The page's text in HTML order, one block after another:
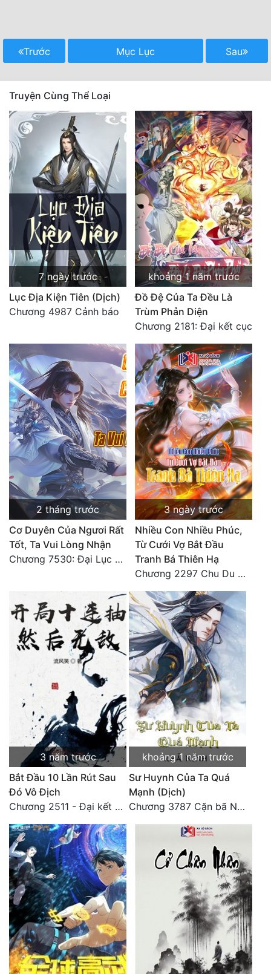
Trước Mục Lục Sau
Truyện Cùng Thể Loại
7 ngày trước
Lục Địa Kiện Tiên (Dịch)
Chương 4987 Cảnh báo
khoảng 1 năm trước
Đồ Đệ Của Ta Đều Là
Trùm Phản Diện
Chương 2181: Đại kết cục
2 tháng trước
Cơ Duyên Của Ngươi Rất
Tốt, Ta Vui Lòng Nhận
Chương 7530: Đại Lục Khởi Nguyên – Kiến Thành 71
3 ngày trước
Nhiều Con Nhiều Phúc,
Từ Cưới Vợ Bắt Đầu
Tranh Bá Thiên Hạ
Chương 2297 Chu Du Du mang thai
3 năm trước
Bắt Đầu 10 Lần Rút Sau
Đó Vô Địch
Chương 2511 - Đại kết cục, Phiên ngoại thiên: Chư thiên quy nhất giới, vĩnh hằng thế giới. Hết!
khoảng 1 năm trước
Sư Huynh Của Ta Quá
Mạnh (Dịch)
Chương 3787 Cặn bã Nam Thiên Đạo